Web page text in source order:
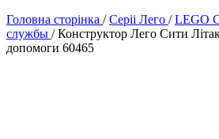
Головна сторінка /Серіі Лего /LEGO
службы /Конструктор Лего Сити
допомоги 60465